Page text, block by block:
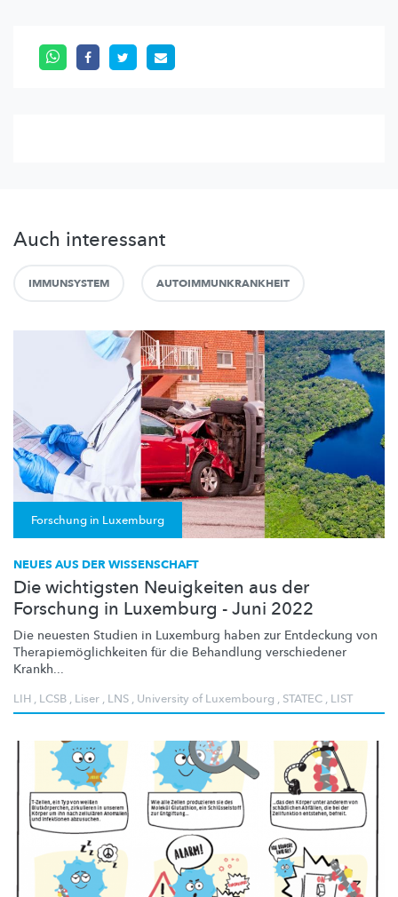
Auch interessant
IMMUNSYSTEM AUTOIMMUNKRANKHEIT
Forschung in Luxemburg
NEUES AUS DER WISSENSCHAFT
Die wichtigsten Neuigkeiten aus der
Forschung in Luxemburg - Juni 2022
Die neuesten Studien in Luxemburg haben zur Entdeckung von
Therapiemöglichkeiten für die Behandlung verschiedener
Krankh...
LIH , LCSB , Liser , LNS , University of Luxembourg , STATEC , LIST